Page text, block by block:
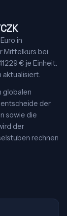
in
Mittelkurs bei
€ je Einheit.
aktualisiert.
globalen
der
sowie die
der
rechnen